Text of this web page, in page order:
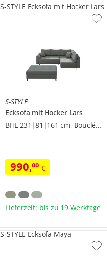
S-STYLE
Ecksofa mit Hocker Lars
BHL 231|81|161 cm, Boucléstoff
990,00 €
S-STYLE Ecksofa mit Hocker Lars
Lieferzeit: bis zu 19 Werktage
S-STYLE Ecksofa Maya